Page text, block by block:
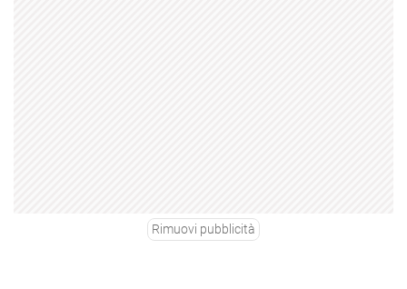
Rimuovi pubblicità